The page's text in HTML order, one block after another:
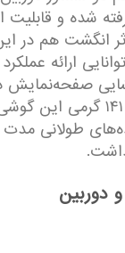
شده و قابلیت
انگشت هم در
ارائه
صفحه‌نمایش
سبک و مناسب ۱۴۱ گرمی
طولانی
دوربین